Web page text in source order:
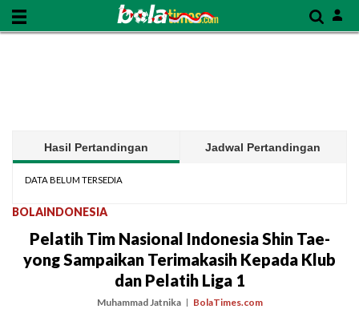
Hasil Pertandingan Jadwal Pertandingan
DATA BELUM TERSEDIA
BOLAINDONESIA
Pelatih Tim Nasional Indonesia Shin Tae-
yong Sampaikan Terimakasih Kepada Klub
dan Pelatih Liga 1
Muhammad Jatnika BolaTimes.com